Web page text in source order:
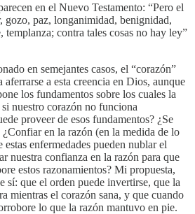
en el Nuevo Testamento: “Pero el
gozo, paz, longanimidad, benignidad,
templanza; contra tales cosas no hay ley”
en semejantes casos, el “corazón”
a esta creencia en Dios, aunque
los fundamentos sobre los cuales la
nuestro corazón no funciona
proveer de esos fundamentos? ¿Se
en la razón (en la medida de lo
enfermedades pueden nublar el
nuestra confianza en la razón para que
estos razonamientos? Mi propuesta,
sí: que el orden puede invertirse, que la
mientras el corazón sana, y que cuando
lo que la razón mantuvo en pie.